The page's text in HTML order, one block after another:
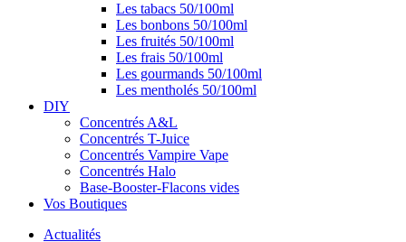
Les tabacs 50/100ml
Les bonbons 50/100ml
Les fruités 50/100ml
Les frais 50/100ml
Les gourmands 50/100ml
Les mentholés 50/100ml
DIY
Concentrés A&L
Concentrés T-Juice
Concentrés Vampire Vape
Concentrés Halo
Base-Booster-Flacons vides
Vos Boutiques
Actualités